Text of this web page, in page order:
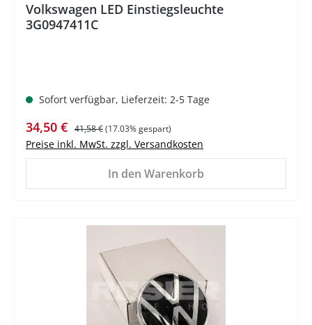
Volkswagen LED Einstiegsleuchte
3G0947411C
Sofort verfügbar, Lieferzeit: 2-5 Tage
Verkaufspreis:
34,50 € Regulärer Preis:
41,58 €(17.03% gespart)
Preise inkl. MwSt. zzgl. Versandkosten
In den Warenkorb